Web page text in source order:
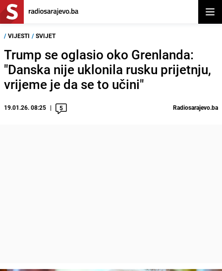
/ VIJESTI / SVIJET
Trump se oglasio oko Grenlanda:
"Danska nije uklonila rusku prijetnju,
vrijeme je da se to učini"
19.01.26. 08:25 5 Radiosarajevo.ba